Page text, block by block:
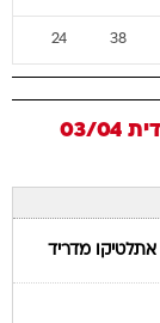
38
24
04
אתלטיקו מדריד